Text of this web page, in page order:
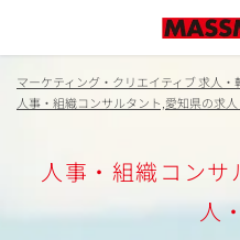
マーケティング・クリエイティブ 求人・
人事・組織コンサルタント,愛知県の求
人事・組織コン
人